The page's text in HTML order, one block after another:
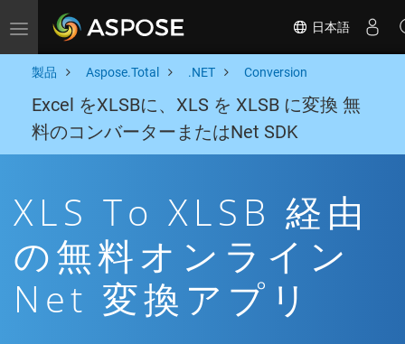
Toggle navigation 日本語
製品 Aspose.Total .NET Conversion
Excel をXLSBに、XLS を XLSB に変換 無
料のコンバーターまたはNet SDK
XLS To XLSB 経由
の無料オンライン
Net 変換アプリ